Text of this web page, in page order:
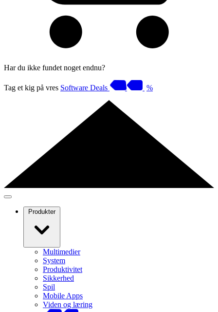
Har du ikke fundet noget endnu?
Tag et kig på vres Software Deals %
Produkter
Multimedier
System
Produktivitet
Sikkerhed
Spil
Mobile Apps
Viden og læring